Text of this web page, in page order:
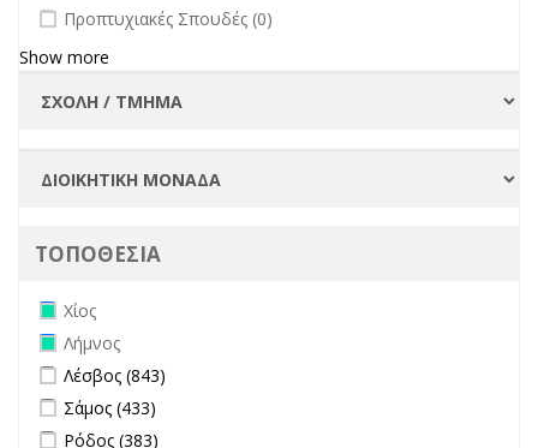
undefined
Προπτυχιακές Σπουδές (0)
Show more
ΤΟΠΟΘΕΣΙΑ
Remove Χίος filter
Χίος
Remove Λήμνος filter
Λήμνος
Apply Λέσβος filter
Λέσβος (843)
Apply Σάμος filter
Σάμος (433)
Apply Ρόδος filter
Ρόδος (383)